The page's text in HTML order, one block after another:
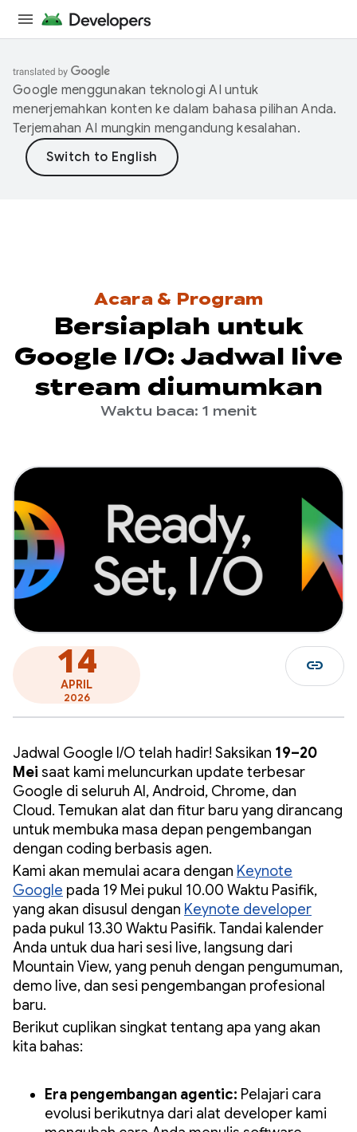
Google menggunakan teknologi AI untuk
menerjemahkan konten ke dalam bahasa pilihan Anda.
Terjemahan AI mungkin mengandung kesalahan.
Acara & Program
Bersiaplah untuk
Google I/O: Jadwal live
stream diumumkan
Waktu baca: 1 menit
14
APRIL
2026
link
Jadwal Google I/O telah hadir! Saksikan 19–20
Mei saat kami meluncurkan update terbesar
Google di seluruh AI, Android, Chrome, dan
Cloud. Temukan alat dan fitur baru yang dirancang
untuk membuka masa depan pengembangan
dengan coding berbasis agen.
Kami akan memulai acara dengan Keynote
Google pada 19 Mei pukul 10.00 Waktu Pasifik,
yang akan disusul dengan Keynote developer
pada pukul 13.30 Waktu Pasifik. Tandai kalender
Anda untuk dua hari sesi live, langsung dari
Mountain View, yang penuh dengan pengumuman,
demo live, dan sesi pengembangan profesional
baru.
Berikut cuplikan singkat tentang apa yang akan
kita bahas:
Era pengembangan agentic: Pelajari cara
evolusi berikutnya dari alat developer kami